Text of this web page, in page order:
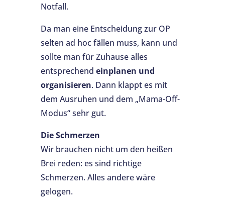
Notfall.
Da man eine Entscheidung zur OP
selten ad hoc fällen muss, kann und
sollte man für Zuhause alles
entsprechend einplanen und
organisieren. Dann klappt es mit
dem Ausruhen und dem „Mama-Off-
Modus“ sehr gut.
Die Schmerzen
Wir brauchen nicht um den heißen
Brei reden: es sind richtige
Schmerzen. Alles andere wäre
gelogen.